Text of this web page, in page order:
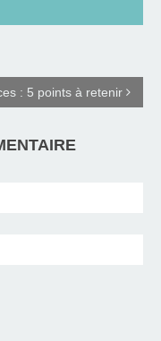
: 5 points à retenir